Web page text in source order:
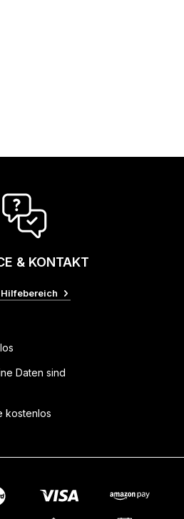
& KONTAKT
Hilfebereich
Daten sind
kostenlos